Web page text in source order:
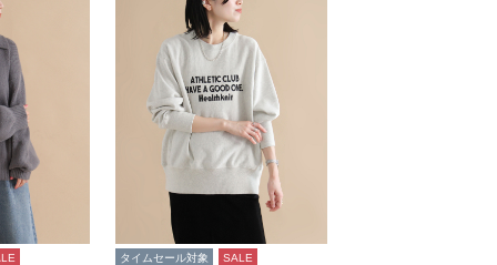
タイムセール対象 SALE